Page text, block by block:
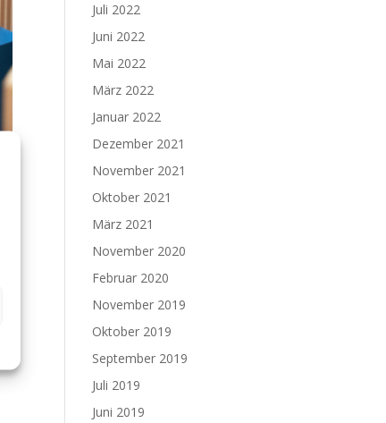
Juli 2022
Juni 2022
Mai 2022
März 2022
Januar 2022
Dezember 2021
November 2021
Oktober 2021
März 2021
November 2020
Februar 2020
November 2019
Oktober 2019
September 2019
Juli 2019
Juni 2019